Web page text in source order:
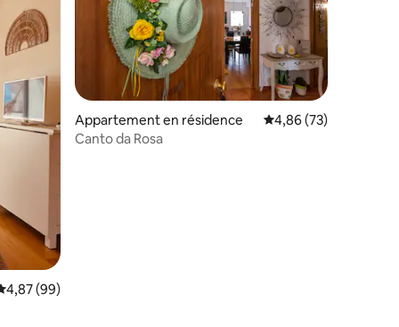
: 4,96 sur 5
moyenne sur la base de 99 commentaires : 4,87 sur 5
4,87 (99)
Appartement en résidence Évaluation moyenne
4,86 (73)
Canto da Rosa